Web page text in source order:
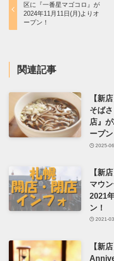
区に『一番星マゴコロ』が
2024年11月11日(月)よりオ
ープン！
関連記事
【新
そば
店』
ープン
2025-
【新
マウ
2021
ン！
2021-
【新